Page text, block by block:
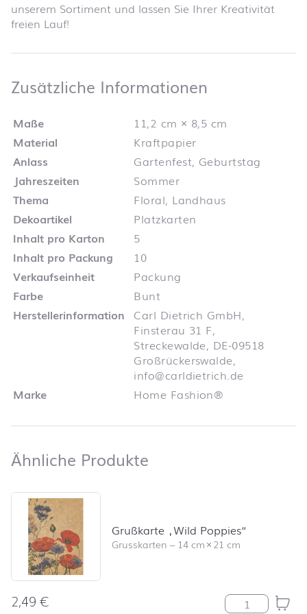
unserem Sortiment und lassen Sie Ihrer Kreativität
freien Lauf!
Zusätzliche Informationen
Maße
11,2 cm × 8,5 cm
Material
Kraftpapier
Anlass
Gartenfest, Geburtstag
Jahreszeiten
Sommer
Thema
Floral, Landhaus
Dekoartikel
Platzkarten
Inhalt pro Karton
5
Inhalt pro Packung
10
Verkaufseinheit
Packung
Farbe
Bunt
Herstellerinformation
Carl Dietrich GmbH,
Finsterau 31 F,
Streckewalde, DE-09518
Großrückerswalde,
info@carldietrich.de
Marke
Home Fashion®
Ähnliche Produkte
Produktliste überspringen und zum Filter springen
Grußkarte „Wild Poppies“
Grusskarten – 14 cm×21 cm
2,49€ Grußkarte